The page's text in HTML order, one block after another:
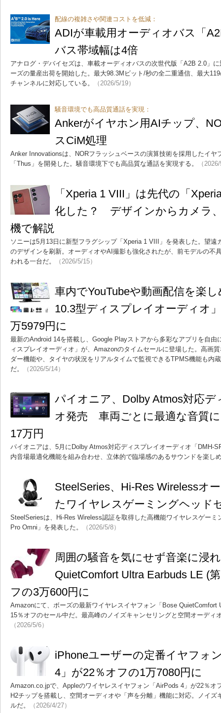
配線の複雑さや関連コストを低減：
ADIが車載用オーディオバス「
バス帯域幅は4倍
アナログ・デバイセズは、車載オーディオバスの次世代版「A2B 2.0」
ーズの量産出荷を開始した。最大98.3Mビット/秒の全二重通信、最大
チャンネルに対応している。
（2026/5/19）
騒音環境でも高品質通話を実現：
Ankerがイヤホン用AIチップ、
スCiM処理
Anker Innovationsは、NORフラッシュベースの演算技術を採用したイヤ
「Thus」を開発した。騒音環境下でも高品質な通話を実現する。
（
「Xperia 1 VIII」は先代の「
化した？ デザインからカメラ
機で解説
ソニーは5月13日に新型フラグシップ「Xperia 1 VIII」を発表した。望遠
のデザインを刷新。オーディオやAI撮影も強化されたが、前モデルの不
われる一台だ。
（2026/5/15）
車内でYouTubeや動画配信を楽
10.3型ディスプレイオーディオ
万5979円に
最新のAndroid 14を搭載し、Google Playストアから多彩なアプリを自由
ィスプレイオーディオ」が、Amazonのタイムセールに登場した。高画
ダー機能や、タイヤの状況をリアルタイムで監視できるTPMS機能も内
だ。
（2026/5/14）
パイオニア、Dolby Atmos対応
オ発売 車両ごとに最適な音質
17万円
パイオニアは、5月にDolby Atmos対応ディスプレイオーディオ「DMH-
内音場最適化機能を組み合わせ、立体的で臨場感のあるサウンドを楽し
SteelSeries、Hi-Res Wirelessオ
たワイヤレスゲーミングヘッド
SteelSeriesは、Hi-Res Wireless認証を取得した高機能ワイヤレスゲー
Pro Omni」を発表した。
（2026/5/8）
周囲の騒音を気にせず音楽に浸
QuietComfort Ultra Earbuds LE (
フの3万600円に
Amazonにて、ボーズの最新ワイヤレスイヤフォン「Bose QuietComfort
15％オフのセール中だ。最高峰のノイズキャンセリングと空間オーディ
（2026/5/6）
iPhoneユーザーの定番イヤフォ
4」が22％オフの1万7080円に
Amazon.co.jpで、Appleのワイヤレスイヤフォン「AirPods 4」が22％オ
H2チップを搭載し、空間オーディオや「声を分離」機能に対応。ノイズ
ルだ。
（2026/4/27）